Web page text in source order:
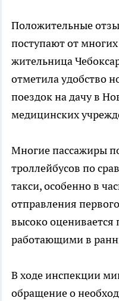
Положительные
поступают от
жительница
отметила удобство
поездок на дачу в
медицинских
Многие пассажиры
троллейбусов по
такси, особенно в
отправления
высоко оценивается
работающими в
В ходе инспекции
обращение о